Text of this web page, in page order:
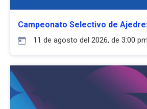
Campeonato Selectivo de
11 de agosto del 2026, de 3:00